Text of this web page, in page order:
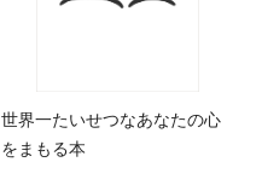
世界一たいせつなあなたの心
をまもる本